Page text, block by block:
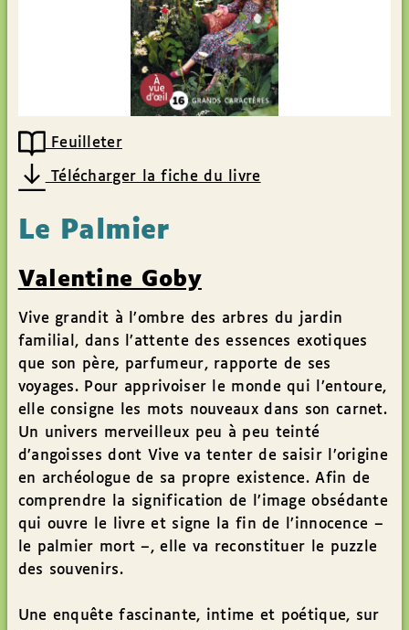
Feuilleter
Télécharger la fiche du livre
Le Palmier
Valentine Goby
Vive grandit à l’ombre des arbres du jardin
familial, dans l’attente des essences exotiques
que son père, parfumeur, rapporte de ses
voyages. Pour apprivoiser le monde qui l’entoure,
elle consigne les mots nouveaux dans son carnet.
Un univers merveilleux peu à peu teinté
d’angoisses dont Vive va tenter de saisir l’origine
en archéologue de sa propre existence. Afin de
comprendre la signification de l’image obsédante
qui ouvre le livre et signe la fin de l’innocence –
le palmier mort –, elle va reconstituer le puzzle
des souvenirs.
Une enquête fascinante, intime et poétique, sur